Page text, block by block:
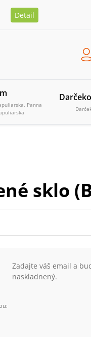
Detail
Panna
sklo
Zadajte váš email a
naskladnený.